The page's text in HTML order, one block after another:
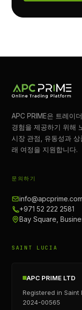
APC PRIME은 트레이
경험을 제공하기 위해
시장 관점, 유동성과
래 여정을 지원합니다.
문의하기
info@apcprime.com
+971 52 222 2581
Bay Square,
SAINT LUCIA
APC PRIME LTD
Registered in
2024-00565